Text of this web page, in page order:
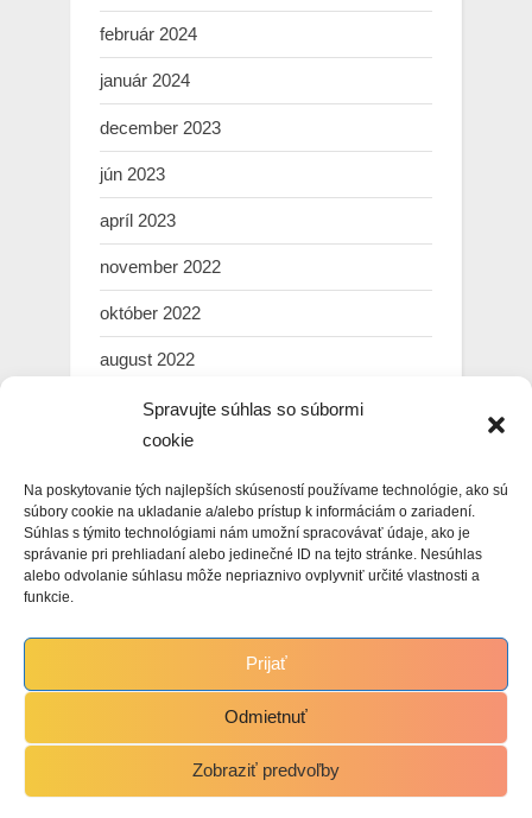
Spravujte súhlas so súbormi
cookie
Na poskytovanie tých najlepších skúseností používame technológie, ako sú
súbory cookie na ukladanie a/alebo prístup k informáciám o zariadení.
Súhlas s týmito technológiami nám umožní spracovávať údaje, ako je
správanie pri prehliadaní alebo jedinečné ID na tejto stránke. Nesúhlas
alebo odvolanie súhlasu môže nepriaznivo ovplyvniť určité vlastnosti a
funkcie.
Prijať
Odmietnuť
Zobraziť predvoľby
február 2024
január 2024
december 2023
jún 2023
apríl 2023
november 2022
október 2022
august 2022
júl 2022
marec 2022
február 2022
január 2022
november 2021
október 2021
Copyright © 2021 Martin Hasin.